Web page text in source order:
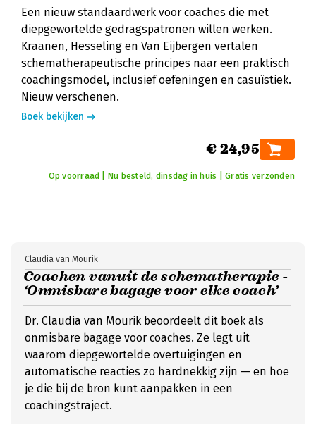
Een nieuw standaardwerk voor coaches die met
diepgewortelde gedragspatronen willen werken.
Kraanen, Hesseling en Van Eijbergen vertalen
schematherapeutische principes naar een praktisch
coachingsmodel, inclusief oefeningen en casuïstiek.
Nieuw verschenen.
Boek bekijken
€ 24,95
Op voorraad | Nu besteld, dinsdag in huis | Gratis verzonden
Coachen vanuit de schematherapie -
‘Onmisbare bagage voor elke coach’
Claudia van Mourik
Dr. Claudia van Mourik beoordeelt dit boek als
onmisbare bagage voor coaches. Ze legt uit
waarom diepgewortelde overtuigingen en
automatische reacties zo hardnekkig zijn — en hoe
je die bij de bron kunt aanpakken in een
coachingstraject.